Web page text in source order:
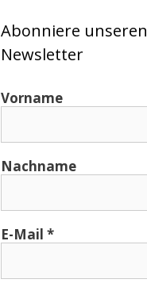
Abonniere unseren
Newsletter
Vorname
Nachname
E-Mail *